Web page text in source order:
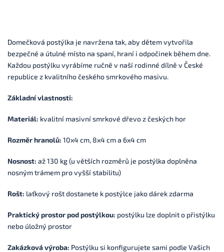
Domečková postýlka je navržena tak, aby dětem vytvořila
bezpečné a útulné místo na spaní, hraní i odpočinek během dne.
Každou postýlku vyrábíme ručně v naší rodinné dílně v České
republice z kvalitního českého smrkového masivu.
Základní vlastnosti:
Materiál: kvalitní masivní smrkové dřevo z českých hor
Rozměr hranolů: 10x4 cm, 8x4 cm a 6x4 cm
Nosnost: až 130 kg (u větších rozměrů je postýlka doplněna
nosným trámem pro vyšší stabilitu)
Rošt: laťkový rošt dostanete k postýlce jako dárek zdarma
Praktický prostor pod postýlkou: postýlku lze doplnit o přistýlku
nebo úložný prostor
Zakázková výroba: Postýlku si konfigurujete sami podle Vašich